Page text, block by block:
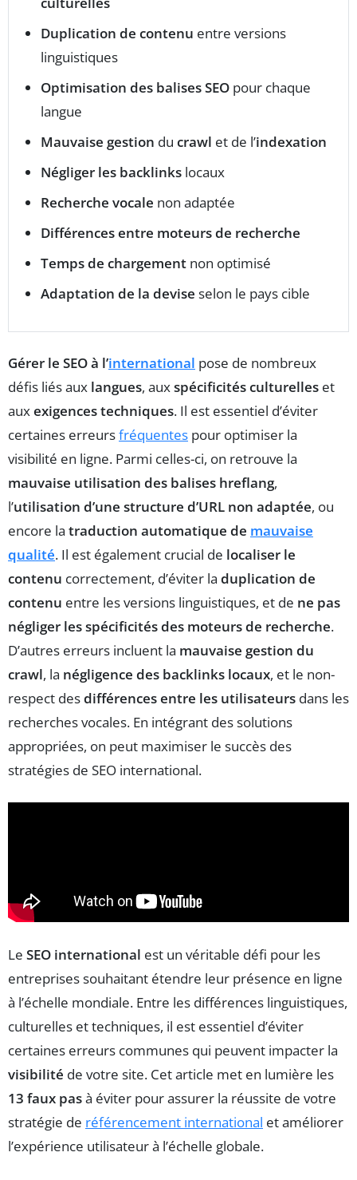
Duplication de contenu entre versions
linguistiques
Optimisation des balises SEO pour chaque
langue
Mauvaise gestion du crawl et de l’indexation
Négliger les backlinks locaux
Recherche vocale non adaptée
Différences entre moteurs de recherche
Temps de chargement non optimisé
Adaptation de la devise selon le pays cible
Gérer le SEO à l’international pose de nombreux
défis liés aux langues, auxspécificités culturelles et
auxexigences techniques. Il est essentiel d’éviter
certaines erreursfréquentes pour optimiser la
visibilité en ligne. Parmi celles-ci, on retrouve la
mauvaise utilisation des balises hreflang,
l’utilisation d’une structure d’URL non adaptée, ou
encore la traduction automatique de mauvaise
qualité. Il est également crucial de localiser le
contenu correctement, d’éviter la duplication de
contenu entre les versions linguistiques, et de ne pas
négliger les spécificités des moteurs de recherche.
D’autres erreurs incluent la mauvaise gestion du
crawl, la négligence des backlinks locaux, et le non-
respect desdifférences entre les utilisateurs dans les
recherches vocales. En intégrant des solutions
appropriées, on peut maximiser le succès des
stratégies de SEO international.
Le SEO international est un véritable défi pour les
entreprises souhaitant étendre leur présence en ligne
à l’échelle mondiale. Entre les différences linguistiques,
culturelles et techniques, il est essentiel d’éviter
certaines erreurs communes qui peuvent impacter la
visibilité de votre site. Cet article met en lumière les
13 faux pasà éviter pour assurer la réussite de votre
stratégie de référencement international et améliorer
l’expérience utilisateur à l’échelle globale.